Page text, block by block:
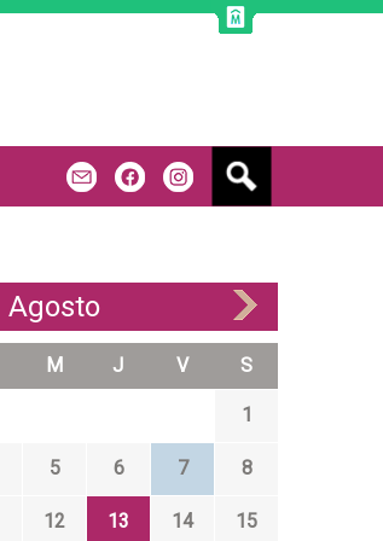
Agosto
M J V S
1
5 6 7 8
12 13 14 15
s